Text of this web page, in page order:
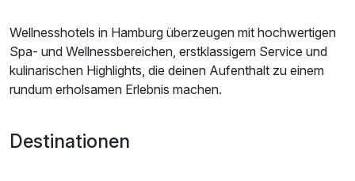
Wellnesshotels in Hamburg überzeugen mit hochwertigen
Spa- und Wellnessbereichen, erstklassigem Service und
kulinarischen Highlights, die deinen Aufenthalt zu einem
rundum erholsamen Erlebnis machen.
Destinationen